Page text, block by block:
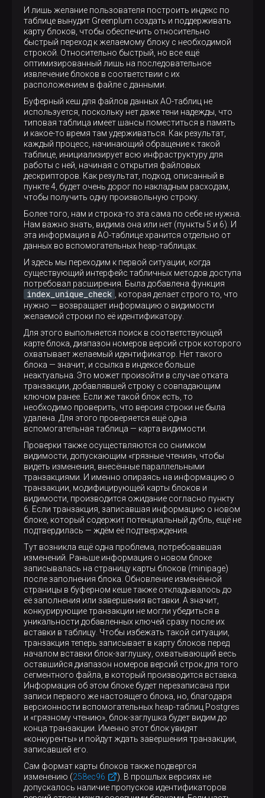
И лишь желание пользователя построить индекс по
таблице вынудит Greenplum создать и поддерживать
карту блоков, чтобы обеспечить относительно
быстрый переход к желаемому блоку с необходимой
строкой. Относительно быстрый, но все ещё
оптимизированный лишь на последовательное
извлечение блоков в соответствии с их
расположением в файле с данными.
Буферный кеш для файлов данных AO-таблиц не
используется, поскольку нет даже тени надежды, что
типовая таблица имеет шансы поместиться в память
и какое-то время там удерживаться. Как результат,
каждый процесс, начинающий обращение к такой
таблице, инициализирует всю инфраструктуру для
работы с ней, начиная с открытия файловых
дескрипторов. Как результат, подход, описанный в
пункте 4, будет очень дорог по накладным расходам,
чтобы получить одну произвольную строку.
Более того, нам и строка-то эта сама по себе не нужна.
Нам важно знать, видима она или нет (пункты 5 и 6). И
эта информация в AO-таблице хранится отдельно от
данных во вспомогательных heap-таблицах.
И здесь мы переходим к первой ситуации, когда
существующий интерфейс табличных методов доступа
потребовал расширения. Была добавлена функция
index_unique_check
, которая делает строго то, что
нужно — возвращает информацию о видимости
желаемой строки по её идентификатору.
Для этого выполняется поиск в соответствующей
карте блока, диапазон номеров версий строк которого
охватывает желаемый идентификатор. Нет такого
блока — значит, и ссылка в индексе больше
неактуальна. Это может произойти в случае отката
транзакции, добавлявшей строку с совпадающим
ключом ранее. Если же такой блок есть, то
необходимо проверить, что версия строки не была
удалена. Для этого проверяется ещё одна
вспомогательная таблица — карта видимости.
Проверки также осуществляются со снимком
видимости, допускающим «грязные чтения», чтобы
видеть изменения, внесённые параллельными
транзакциями. И именно опираясь на информацию о
транзакции, модифицирующей карты блоков и
видимости, производится ожидание согласно пункту
6. Если транзакция, записавшая информацию о новом
блоке, который содержит потенциальный дубль, ещё не
подтвердилась — ждём её подтверждения.
Тут возникла ещё одна проблема, потребовавшая
изменений. Раньше информация о новом блоке
записывалась на страницу карты блоков (minipage)
после заполнения блока. Обновление изменённой
страницы в буферном кеше также откладывалось до
её заполнения или завершения вставки. А значит,
конкурирующие транзакции не могли убедиться в
уникальности добавленных ключей сразу после их
вставки в таблицу. Чтобы избежать такой ситуации,
транзакция теперь записывает в карту блоков перед
началом вставки блок-заглушку, охватывающий весь
оставшийся диапазон номеров версий строк для того
сегментного файла, в который производится вставка.
Информация об этом блоке будет перезаписана при
записи первого же настоящего блока, но, благодаря
версионности вспомогательных heap-таблиц Postgres
и «грязному чтению», блок-заглушка будет видим до
конца транзакции. Именно этот блок увидят
«конкуренты» и пойдут ждать завершения транзакции,
записавшей его.
Сам формат карты блоков также подвергся
изменению (258ec96
). В прошлых версиях не
допускалось наличие пропусков идентификаторов